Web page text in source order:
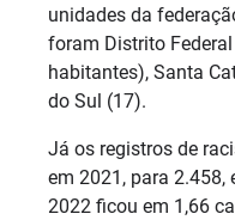
unidades da
foram Distrito
habitantes), Santa
do Sul (17).
Já os registros de
em 2021, para 2.458,
2022 ficou em 1,66